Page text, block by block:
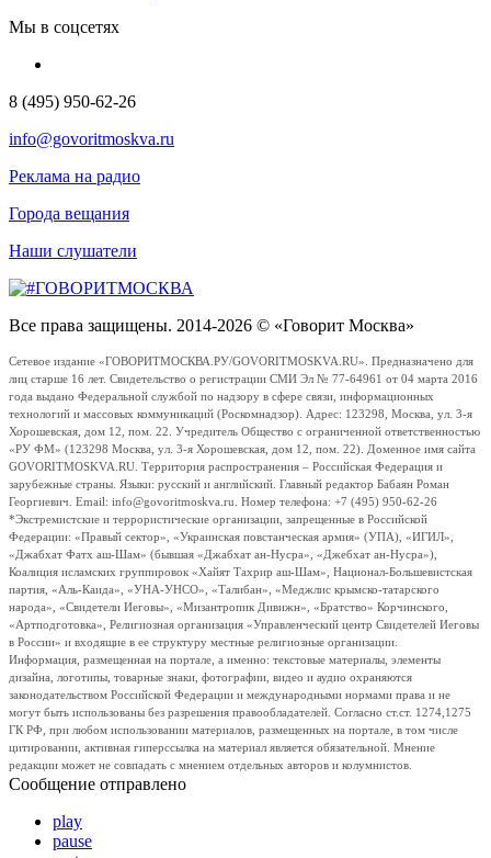
Мы в соцсетях
8 (495) 950-62-26
info@govoritmoskva.ru
Реклама на радио
Города вещания
Наши слушатели
Все права защищены. 2014-2026 © «Говорит Москва»
Сетевое издание «ГОВОРИТМОСКВА.РУ/GOVORITMOSKVA.RU». Предназначено для
лиц старше 16 лет. Свидетельство о регистрации СМИ Эл № 77-64961 от 04 марта 2016
года выдано Федеральной службой по надзору в сфере связи, информационных
технологий и массовых коммуникаций (Роскомнадзор). Адрес: 123298, Москва, ул. 3-я
Хорошевская, дом 12, пом. 22. Учредитель Общество с ограниченной ответственностью
«РУ ФМ» (123298 Москва, ул. 3-я Хорошевская, дом 12, пом. 22). Доменное имя сайта
GOVORITMOSKVA.RU. Территория распространения – Российская Федерация и
зарубежные страны. Языки: русский и английский. Главный редактор Бабаян Роман
Георгиевич. Email: info@govoritmoskva.ru. Номер телефона: +7 (495) 950-62-26
*Экстремистские и террористические организации, запрещенные в Российской
Федерации: «Правый сектор», «Украинская повстанческая армия» (УПА), «ИГИЛ»,
«Джабхат Фатх аш-Шам» (бывшая «Джабхат ан-Нусра», «Джебхат ан-Нусра»),
Коалиция исламских группировок «Хайят Тахрир аш-Шам», Национал-Большевистская
партия, «Аль-Каида», «УНА-УНСО», «Талибан», «Меджлис крымско-татарского
народа», «Свидетели Иеговы», «Мизантропик Дивижн», «Братство» Корчинского,
«Артподготовка», Религиозная организация «Управленческий центр Свидетелей Иеговы
в России» и входящие в ее структуру местные религиозные организации.
Информация, размещенная на портале, а именно: текстовые материалы, элементы
дизайна, логотипы, товарные знаки, фотографии, видео и аудио охраняются
законодательством Российской Федерации и международными нормами права и не
могут быть использованы без разрешения правообладателей. Согласно ст.ст. 1274,1275
ГК РФ, при любом использовании материалов, размещенных на портале, в том числе
цитировании, активная гиперссылка на материал является обязательной. Мнение
редакции может не совпадать с мнением отдельных авторов и колумнистов.
Сообщение отправлено
play
pause